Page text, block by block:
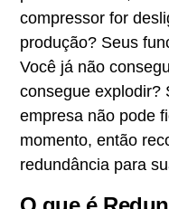
compressor for
produção? Seus
Você já não
consegue explodir?
empresa não pode
momento, então
redundância para